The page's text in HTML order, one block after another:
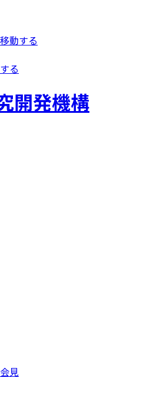
動する
る
開発機構
見